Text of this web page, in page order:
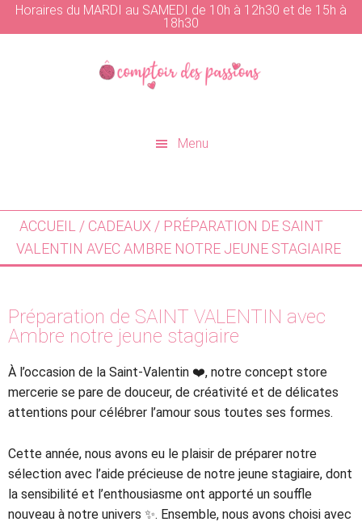
Horaires du MARDI au SAMEDI de 10h à 12h30 et de 15h à
18h30
Menu
ACCUEIL / CADEAUX / PRÉPARATION DE SAINT
VALENTIN AVEC AMBRE NOTRE JEUNE STAGIAIRE
Préparation de SAINT VALENTIN avec
Ambre notre jeune stagiaire
À l’occasion de la Saint-Valentin ❤️, notre concept store
mercerie se pare de douceur, de créativité et de délicates
attentions pour célébrer l’amour sous toutes ses formes.
Cette année, nous avons eu le plaisir de préparer notre
sélection avec l’aide précieuse de notre jeune stagiaire, dont
la sensibilité et l’enthousiasme ont apporté un souffle
nouveau à notre univers ✨. Ensemble, nous avons choisi avec